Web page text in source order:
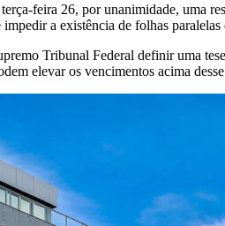
feira 26, por unanimidade, uma
a existência de folhas paralelas
Tribunal Federal definir uma
elevar os vencimentos acima